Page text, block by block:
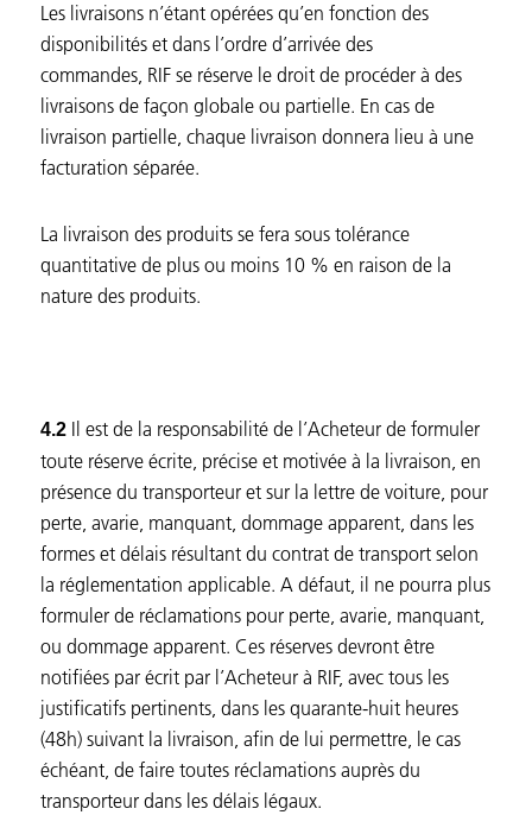
Les livraisons n’étant opérées qu’en fonction des
disponibilités et dans l’ordre d’arrivée des
commandes, RIF se réserve le droit de procéder à des
livraisons de façon globale ou partielle. En cas de
livraison partielle, chaque livraison donnera lieu à une
facturation séparée.
La livraison des produits se fera sous tolérance
quantitative de plus ou moins 10 % en raison de la
nature des produits.
4.2 Il est de la responsabilité de l’Acheteur de formuler
toute réserve écrite, précise et motivée à la livraison, en
présence du transporteur et sur la lettre de voiture, pour
perte, avarie, manquant, dommage apparent, dans les
formes et délais résultant du contrat de transport selon
la réglementation applicable. A défaut, il ne pourra plus
formuler de réclamations pour perte, avarie, manquant,
ou dommage apparent. Ces réserves devront être
notifiées par écrit par l’Acheteur à RIF, avec tous les
justificatifs pertinents, dans les quarante-huit heures
(48h) suivant la livraison, afin de lui permettre, le cas
échéant, de faire toutes réclamations auprès du
transporteur dans les délais légaux.